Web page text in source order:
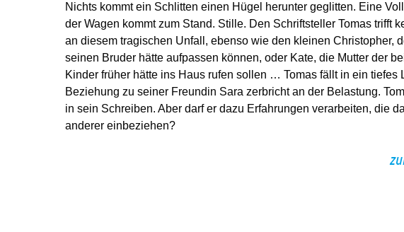
Nichts kommt ein Schlitten einen Hügel herunter geglitten. Eine
der Wagen kommt zum Stand. Stille. Den Schriftsteller Tomas trifft
an diesem tragischen Unfall, ebenso wie den kleinen Christopher,
seinen Bruder hätte aufpassen können, oder Kate, die Mutter der
Kinder früher hätte ins Haus rufen sollen … Tomas fällt in ein tiefes
Beziehung zu seiner Freundin Sara zerbricht an der Belastung.
in sein Schreiben. Aber darf er dazu Erfahrungen verarbeiten, die
anderer einbeziehen?